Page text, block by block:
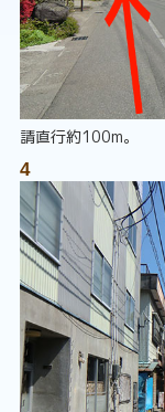
請直行約100m。
4